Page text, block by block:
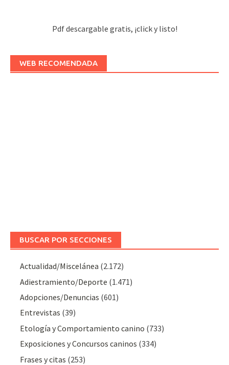
Pdf descargable gratis, ¡click y listo!
WEB RECOMENDADA
BUSCAR POR SECCIONES
Actualidad/Miscelánea (2.172)
Adiestramiento/Deporte (1.471)
Adopciones/Denuncias (601)
Entrevistas (39)
Etología y Comportamiento canino (733)
Exposiciones y Concursos caninos (334)
Frases y citas (253)